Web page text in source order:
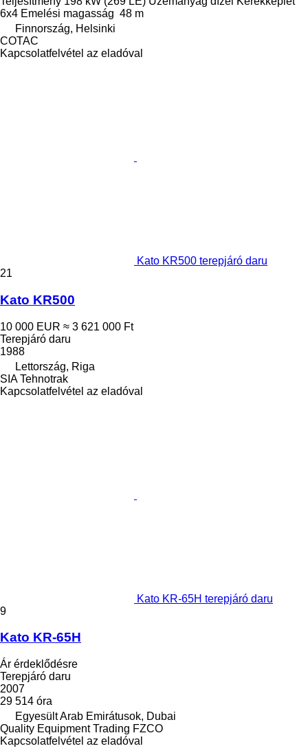
6x4 Emelési magasság 48 m
Finnország, Helsinki
COTAC
Kapcsolatfelvétel az eladóval
Kato KR500 terepjáró daru
21
Kato KR500
10 000 EUR ≈ 3 621 000 Ft
Terepjáró daru
1988
Lettország, Riga
SIA Tehnotrak
Kapcsolatfelvétel az eladóval
Kato KR-65H terepjáró daru
9
Kato KR-65H
Ár érdeklődésre
Terepjáró daru
2007
29 514 óra
Egyesült Arab Emirátusok, Dubai
Quality Equipment Trading FZCO
Kapcsolatfelvétel az eladóval